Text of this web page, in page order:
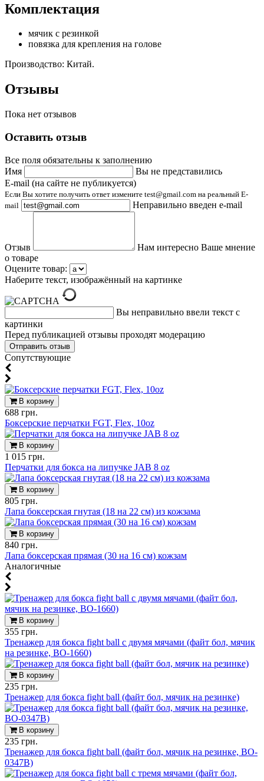
Комплектация
мячик с резинкой
повязка для крепления на голове
Производство: Китай.
Отзывы
Пока нет отзывов
Оставить отзыв
Все поля обязательны к заполнению
Имя
Вы не представились
E-mail (на сайте не публикуется)
Если Вы хотите получить ответ измените test@gmail.com на реальный E-
mail
Неправильно введен e-mail
Отзыв
Нам интересно Ваше мнение
о товаре
Оцените товар:
Наберите текст, изображённый на картинке
Вы неправильно ввели текст с
картинки
Перед публикацией отзывы проходят модерацию
Cопутствующие
В корзину
688 грн.
Боксерские перчатки FGT, Flex, 10oz
В корзину
1 015 грн.
Перчатки для бокса на липучке JAB 8 oz
В корзину
805 грн.
Лапа боксерская гнутая (18 на 22 см) из кожзама
В корзину
840 грн.
Лапа боксерская прямая (30 на 16 см) кожзам
Аналогичные
В корзину
355 грн.
Тренажер для бокса fight ball с двумя мячами (файт бол, мячик
на резинке, BO-1660)
В корзину
235 грн.
Тренажер для бокса fight ball (файт бол, мячик на резинке)
В корзину
235 грн.
Тренажер для бокса fight ball (файт бол, мячик на резинке, BO-
0347B)